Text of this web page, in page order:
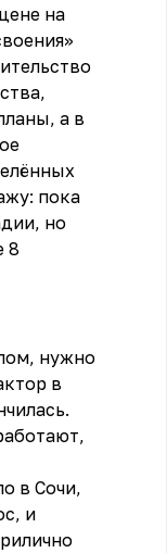
на
а в
пока
но
8
нужно
в
в Сочи,
и